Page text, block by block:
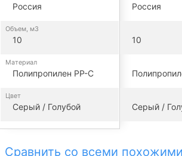
Россия
Объем, м3
10
Материал
Полипропилен PP-C
Цвет
Серый / Голубой
Россия
10
Серый /
Сравнить со всеми